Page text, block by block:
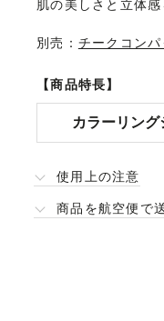
肌の美しさと立体
別売： チークコンパ
【商品特長】
カラーリング
使用上の注意
商品を航空便で